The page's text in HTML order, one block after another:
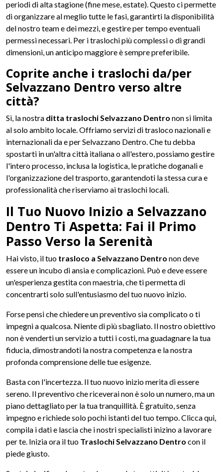
periodi di alta stagione (fine mese, estate). Questo ci permette
di organizzare al meglio tutte le fasi, garantirti la disponibilità
del nostro team e dei mezzi, e gestire per tempo eventuali
permessi necessari. Per i traslochi più complessi o di grandi
dimensioni, un anticipo maggiore è sempre preferibile.
Coprite anche i traslochi da/per
Selvazzano Dentro verso altre
città?
Sì, la nostra ditta traslochi Selvazzano Dentro non si limita
al solo ambito locale. Offriamo servizi di trasloco nazionali e
internazionali da e per Selvazzano Dentro. Che tu debba
spostarti in un'altra città italiana o all'estero, possiamo gestire
l'intero processo, inclusa la logistica, le pratiche doganali e
l'organizzazione del trasporto, garantendoti la stessa cura e
professionalità che riserviamo ai traslochi locali.
Il Tuo Nuovo Inizio a Selvazzano
Dentro Ti Aspetta: Fai il Primo
Passo Verso la Serenità
Hai visto, il tuo trasloco a Selvazzano Dentro non deve
essere un incubo di ansia e complicazioni. Può e deve essere
un'esperienza gestita con maestria, che ti permetta di
concentrarti solo sull'entusiasmo del tuo nuovo inizio.
Forse pensi che chiedere un preventivo sia complicato o ti
impegni a qualcosa. Niente di più sbagliato. Il nostro obiettivo
non è venderti un servizio a tutti i costi, ma guadagnare la tua
fiducia, dimostrandoti la nostra competenza e la nostra
profonda comprensione delle tue esigenze.
Basta con l'incertezza. Il tuo nuovo inizio merita di essere
sereno. Il preventivo che riceverai non è solo un numero, ma un
piano dettagliato per la tua tranquillità. È gratuito, senza
impegno e richiede solo pochi istanti del tuo tempo. Clicca qui,
compila i dati e lascia che i nostri specialisti inizino a lavorare
per te. Inizia ora il tuo Traslochi Selvazzano Dentro con il
piede giusto.